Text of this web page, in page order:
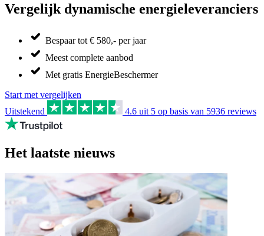
Vergelijk dynamische energieleveranciers
Bespaar tot € 580,- per jaar
Meest complete aanbod
Met gratis EnergieBeschermer
Start met vergelijken
Uitstekend
4.6 uit 5 op basis van 5936 reviews
Het laatste nieuws